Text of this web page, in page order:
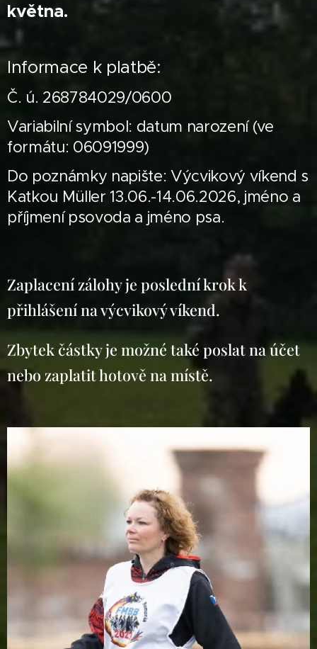
května.
Informace k platbě:
Č. ú. 268784029/0600
Variabilní symbol: datum narození (ve
formátu: 06091999)
Do poznámky napište: Výcvikový víkend s
Katkou Müller 13.06.-14.06.2026, jméno a
příjmení psovoda a jméno psa.
Zaplacení zálohy je poslední krok k
přihlášení na výcvikový víkend.
Zbytek částky je možné také poslat na účet
nebo zaplatit hotově na místě.